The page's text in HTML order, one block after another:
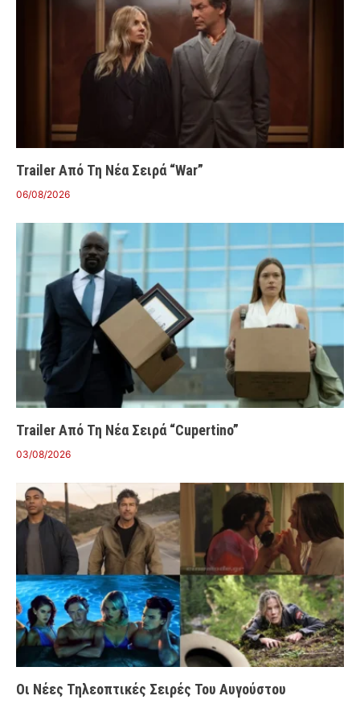
Trailer Από Τη Νέα Σειρά “War”
06/08/2026
Trailer Από Τη Νέα Σειρά “Cupertino”
03/08/2026
Οι Νέες Τηλεοπτικές Σειρές Του Αυγούστου